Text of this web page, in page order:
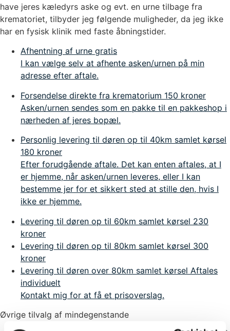
have jeres kæledyrs aske og evt. en urne tilbage fra
krematoriet, tilbyder jeg følgende muligheder, da jeg ikke
har en fysisk klinik med faste åbningstider.
Afhentning af urne gratis
I kan vælge selv at afhente asken/urnen på min
adresse efter aftale.
Forsendelse direkte fra krematorium 150 kroner
Asken/urnen sendes som en pakke til en pakkeshop i
nærheden af jeres bopæl.
Personlig levering til døren op til 40km samlet kørsel
180 kroner
Efter forudgående aftale. Det kan enten aftales, at I
er hjemme, når asken/urnen leveres, eller I kan
bestemme jer for et sikkert sted at stille den, hvis I
ikke er hjemme.
Levering til døren op til 60km samlet kørsel 230
kroner
Levering til døren op til 80km samlet kørsel 300
kroner
Levering til døren over 80km samlet kørsel Aftales
individuelt
Kontakt mig for at få et prisoverslag.
Øvrige tilvalg af mindegenstande